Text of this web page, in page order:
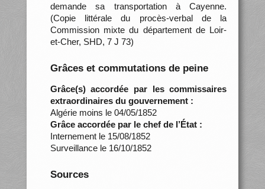
demande sa transportation à Cayenne.
(Copie littérale du procès-verbal de la
Commission mixte du département de Loir-
et-Cher, SHD, 7 J 73)
Grâces et commutations de peine
Grâce(s) accordée par les commissaires
extraordinaires du gouvernement :
Algérie moins le 04/05/1852
Grâce accordée par le chef de l’État :
Internement le 15/08/1852
Surveillance le 16/10/1852
Sources